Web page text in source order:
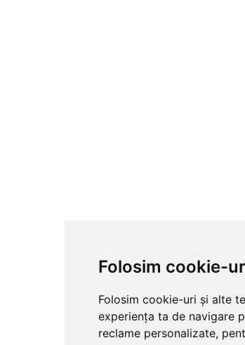
Folosim cookie-
Folosim cookie-uri și alte
experiența ta de navigare
reclame personalizate,